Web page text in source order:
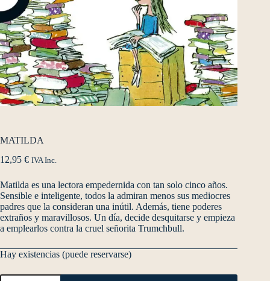
MATILDA
12,95 € IVA Inc.
Matilda es una lectora empedernida con tan solo cinco años.
Sensible e inteligente, todos la admiran menos sus mediocres
padres que la consideran una inútil. Además, tiene poderes
extraños y maravillosos. Un día, decide desquitarse y empieza
a emplearlos contra la cruel señorita Trumchbull.
Hay existencias (puede reservarse)